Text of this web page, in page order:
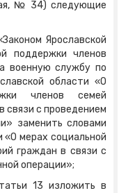
№ 34) следующие
Ярославской
поддержки членов
военную службу по
области «О
членов семей
связи с проведением
заменить словами
«О мерах социальной
граждан в связи с
операции»;
13 изложить в